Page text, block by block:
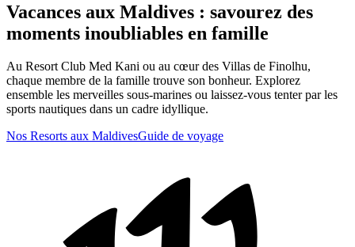
Vacances aux Maldives : savourez des
moments inoubliables en famille
Au Resort Club Med Kani ou au cœur des Villas de Finolhu,
chaque membre de la famille trouve son bonheur. Explorez
ensemble les merveilles sous-marines ou laissez-vous tenter par les
sports nautiques dans un cadre idyllique.
Nos Resorts aux MaldivesGuide de voyage